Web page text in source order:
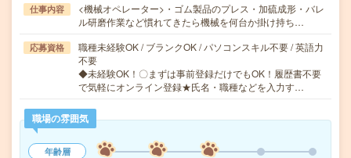
仕事内容
<機械オペレーター>・ゴム製品のプレス・加硫成形・バレ
ル研磨作業など慣れてきたら機械を何台か掛け持ち…
応募資格
職種未経験OK / ブランクOK / パソコンスキル不要 / 英語力
不要
◆未経験OK！〇まずは事前登録だけでもOK！履歴書不要
で気軽にオンライン登録★氏名・職種などを入力す…
職場の雰囲気
年齢層